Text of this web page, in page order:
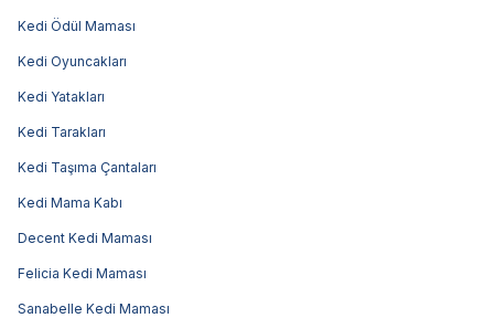
Kedi Ödül Maması
Kedi Oyuncakları
Kedi Yatakları
Kedi Tarakları
Kedi Taşıma Çantaları
Kedi Mama Kabı
Decent Kedi Maması
Felicia Kedi Maması
Sanabelle Kedi Maması